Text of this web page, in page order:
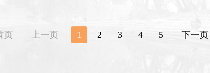
页 上一页 1 2 3 4 5 下一页